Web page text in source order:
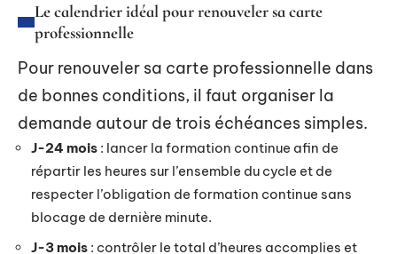
Le calendrier idéal pour renouveler sa carte
professionnelle
Pour renouveler sa carte professionnelle dans
de bonnes conditions, il faut organiser la
demande autour de trois échéances simples.
J-24 mois : lancer la formation continue afin de
répartir les heures sur l’ensemble du cycle et de
respecter l’obligation de formation continue sans
blocage de dernière minute.
J-3 mois : contrôler le total d’heures accomplies et